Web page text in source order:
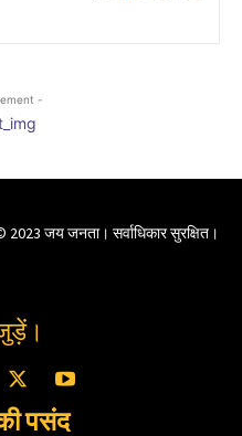
-
2023 जय जनता। सर्वाधिकार सुरक्षित।
पसंद